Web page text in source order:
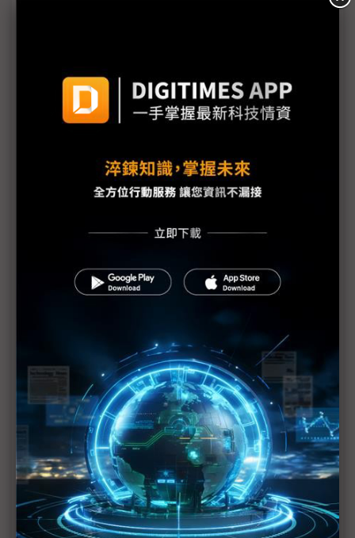
差」背後的隱私代價
（獨家）車用資安決戰倒數 2029年成供應鏈重組關
福斯攻略中國市場 搭載AI代理人強化智慧化競爭力
汽車變身資料中心車用資安地位上升 網路安全成最
終生死裁判
全球車用資安法規收緊 中國車廠出海面臨合規壓力
Google深化歐洲車廠合作 由IVI延伸整車開發、強
化軟體主導權
裕隆下放數位主導權 AI文化滲透實現韌性升級
中華車剖析商用車轉型四大關鍵 聯手勤威打造智慧
交通國家隊
從座艙運算到充電基設 金仁寶整合集團資源搶進智
慧移動市場